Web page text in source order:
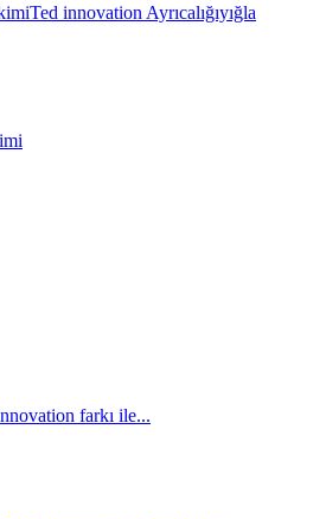
Ted innovation Ayrıcalığıyığla
farkı ile...